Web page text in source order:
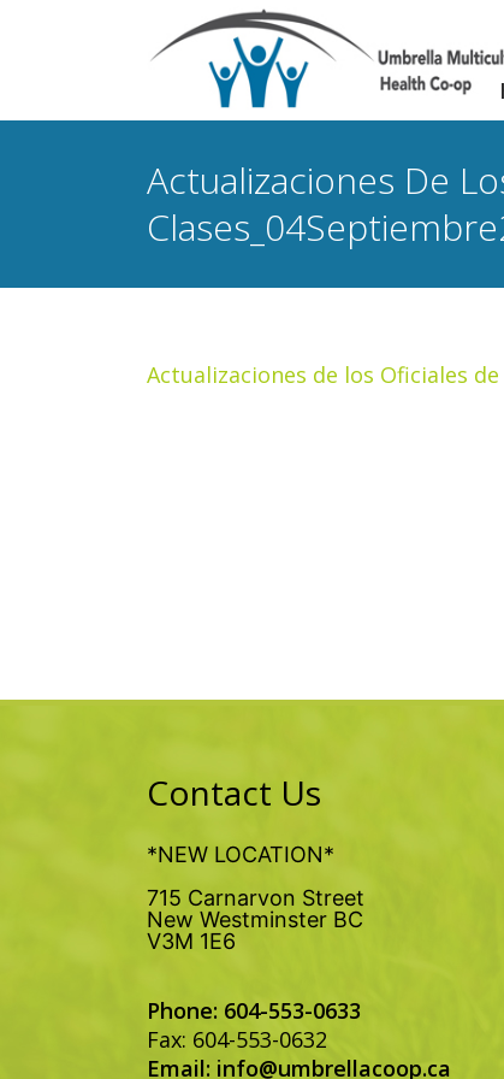
Actualizaciones De
Actualizaciones de los Oficiales
Contact Us
*NEW LOCATION*
715 Carnarvon Street
New Westminster BC
V3M 1E6
Phone: 604-553-0633
Fax: 604-553-0632
Email: info@umbrellacoop.ca